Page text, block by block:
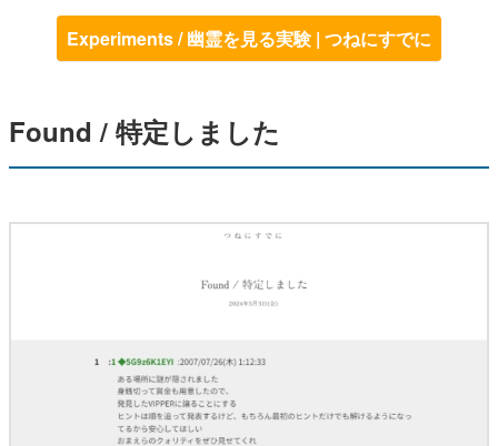
Experiments / 幽霊を見る実験 | つねにすでに
Found / 特定しました